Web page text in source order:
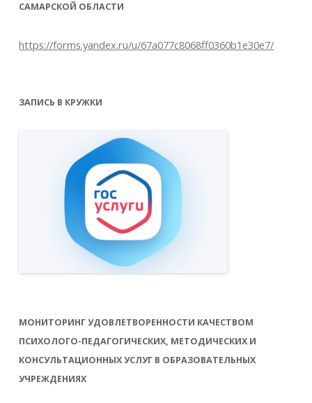
САМАРСКОЙ ОБЛАСТИ
https://forms.yandex.ru/u/67a077c8068ff0360b1e30e7/
ЗАПИСЬ В КРУЖКИ
МОНИТОРИНГ УДОВЛЕТВОРЕННОСТИ КАЧЕСТВОМ
ПСИХОЛОГО-ПЕДАГОГИЧЕСКИХ, МЕТОДИЧЕСКИХ И
КОНСУЛЬТАЦИОННЫХ УСЛУГ В ОБРАЗОВАТЕЛЬНЫХ
УЧРЕЖДЕНИЯХ